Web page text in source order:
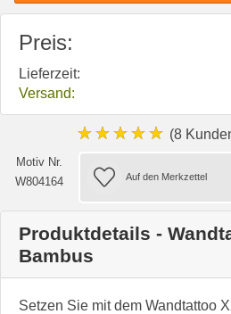
Preis:
Lieferzeit:
Versand:
★★★★★ (8
Motiv Nr.
W804164
Produktdetails -
Bambus
Setzen Sie mit dem Wandtattoo